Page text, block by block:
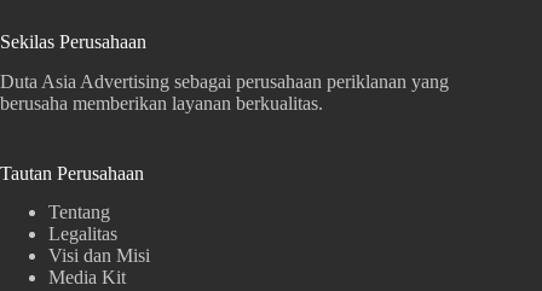
Sekilas Perusahaan
Duta Asia Advertising sebagai perusahaan periklanan yang
berusaha memberikan layanan berkualitas.
Tautan Perusahaan
Tentang
Legalitas
Visi dan Misi
Media Kit